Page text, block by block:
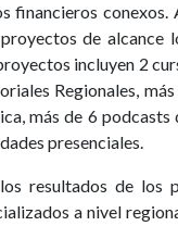
financieros conexos.
de alcance
incluyen 2
Regionales,
más de 6 podcasts
presenciales.
resultados de los
a nivel